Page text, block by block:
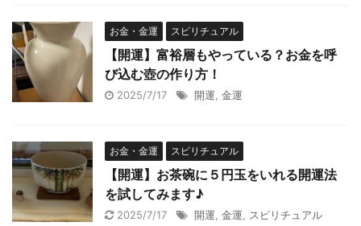
お金・金運 スピリチュアル
【開運】富裕層もやっている？お金を呼
び込む壺の作り方！
2025/7/17 開運 金運
お金・金運 スピリチュアル
【開運】お茶碗に５円玉をいれる開運法
を試してみます♪
2025/7/17 開運 金運 スピリチュアル